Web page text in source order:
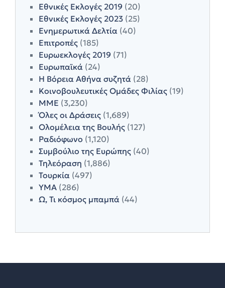
Εθνικές Εκλογές 2019 (20)
Εθνικές Εκλογές 2023 (25)
Ενημερωτικά Δελτία (40)
Επιτροπές (185)
Ευρωεκλογές 2019 (71)
Ευρωπαϊκά (24)
Η Βόρεια Αθήνα συζητά (28)
Κοινοβουλευτικές Ομάδες Φιλίας (19)
ΜΜΕ (3,230)
Όλες οι Δράσεις (1,689)
Ολομέλεια της Βουλής (127)
Ραδιόφωνο (1,120)
Συμβούλιο της Ευρώπης (40)
Τηλεόραση (1,886)
Τουρκία (497)
ΥΜΑ (286)
Ω, Τι κόσμος μπαμπά (44)